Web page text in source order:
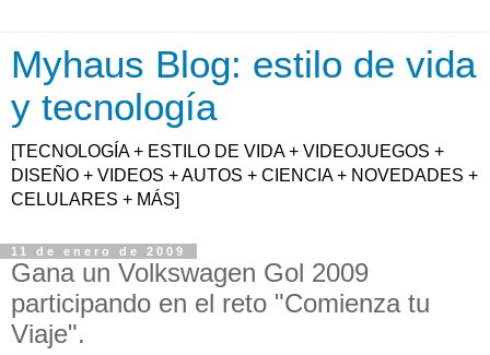
Myhaus Blog: estilo de vida
y tecnología
[TECNOLOGÍA + ESTILO DE VIDA + VIDEOJUEGOS +
DISEÑO + VIDEOS + AUTOS + CIENCIA + NOVEDADES +
CELULARES + MÁS]
11 de enero de 2009
Gana un Volkswagen Gol 2009
participando en el reto "Comienza tu
Viaje".